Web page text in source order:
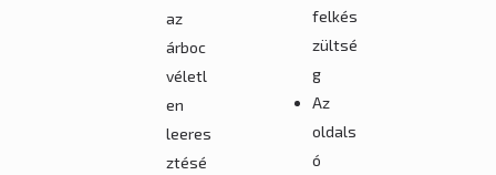
az
árboc
véletl
en
leeres
ztésé
felkés
zültsé
g
Az
oldals
ó